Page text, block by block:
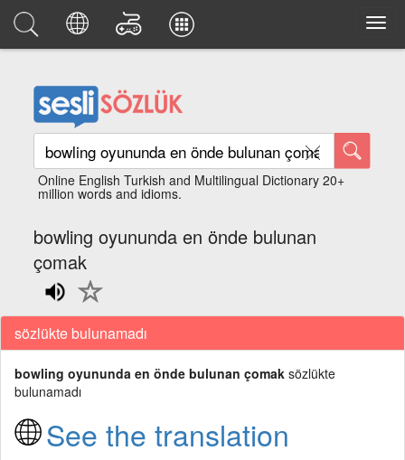
Online English Turkish and Multilingual Dictionary 20+
million words and idioms.
bowling oyununda en önde bulunan
çomak
sözlükte bulunamadı
bowling oyununda en önde bulunan çomak sözlükte
bulunamadı
See the translation